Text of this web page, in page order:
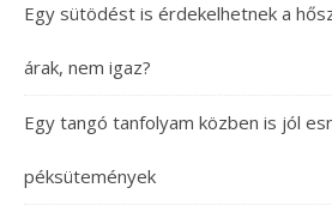
Egy sütödést is érdekelhetnek a
árak, nem igaz?
Egy tangó tanfolyam közben is jól
péksütemények